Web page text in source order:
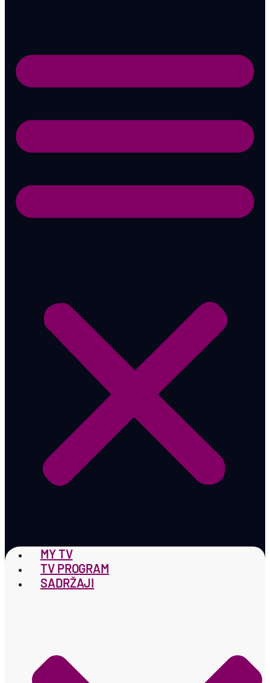
MY TV
TV PROGRAM
SADRŽAJI